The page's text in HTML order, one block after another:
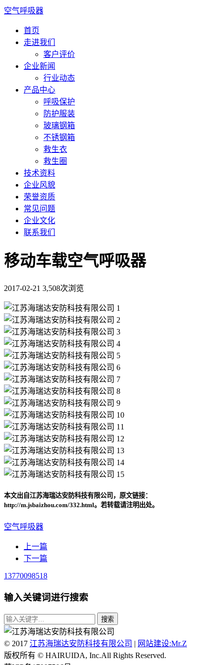
空气呼吸器
首页
走进我们
客户评价
企业新闻
行业动态
产品中心
呼吸保护
防护服装
玻璃钢箱
不锈钢箱
救生衣
救生圈
技术资料
企业风貌
荣誉资质
常见问题
企业文化
联系我们
移动车载空气呼吸器
2017-02-21 3,508次浏览
本文出自江苏海瑞达安防科技有限公司，原文链接：
http://m.jsbaizhou.com/332.html。若转载请注明出处。
空气呼吸器
上一篇
下一篇
13770098518
输入关键词进行搜索
© 2017 江苏海瑞达安防科技有限公司 | 网站建设:Mr.Z
版权所有 © HAIRUIDA, Inc.All Rights Reserved.